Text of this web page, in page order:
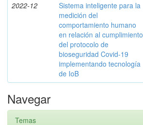
2022-12
Sistema inteligente para la
medición del
comportamiento humano
en relación al cumplimiento
del protocolo de
bioseguridad Covid-19
implementando tecnología
de IoB
Navegar
Temas